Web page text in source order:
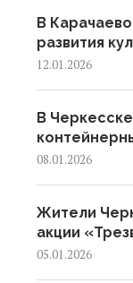
В
развития
12.01.2026
В
08.01.2026
Жители
акции
05.01.2026